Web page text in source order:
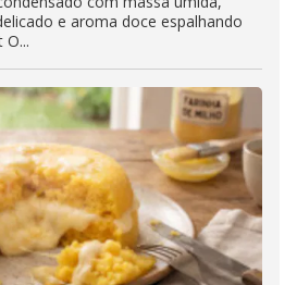
e aroma doce espalhando